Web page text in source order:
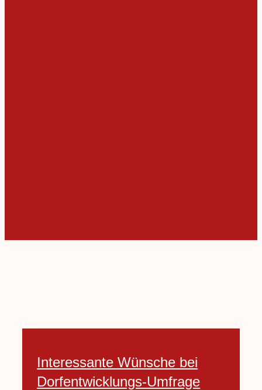
Interessante Wünsche bei
Dorfentwicklungs-Umfrage